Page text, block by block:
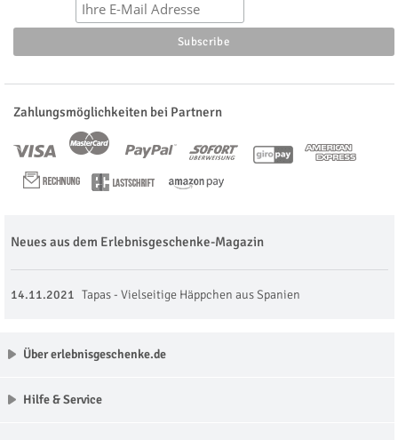
Zahlungsmöglichkeiten bei Partnern
Neues aus dem Erlebnisgeschenke-Magazin
14.11.2021 Tapas - Vielseitige Häppchen aus Spanien
Über erlebnisgeschenke.de
Hilfe & Service